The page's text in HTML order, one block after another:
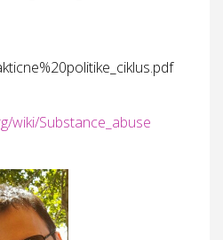
wiki/Substance_abuse